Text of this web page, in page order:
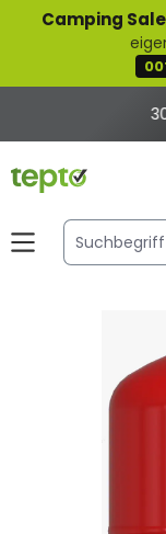
springen
Camping
00